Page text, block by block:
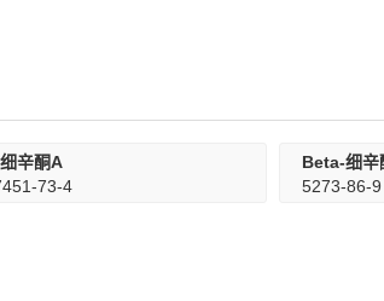
辛酮A
73-4
Beta-细辛
5273-86-9